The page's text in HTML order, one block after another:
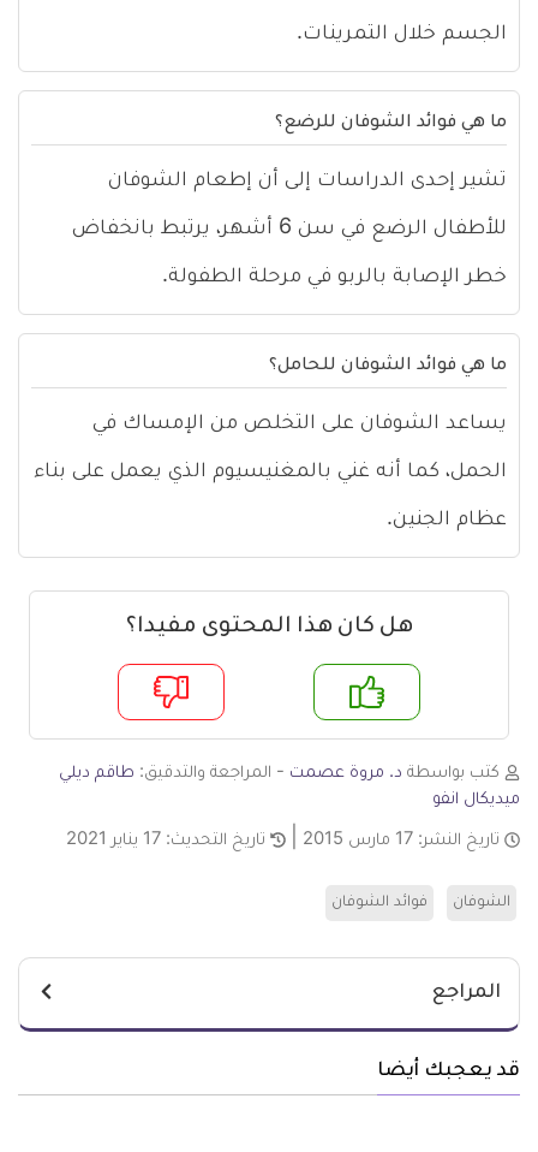
الجسم خلال التمرينات.
ما هي فوائد الشوفان للرضع؟
تشير إحدى الدراسات إلى أن إطعام الشوفان
للأطفال الرضع في سن 6 أشهر، يرتبط بانخفاض
خطر الإصابة بالربو في مرحلة الطفولة.
ما هي فوائد الشوفان للحامل؟
يساعد الشوفان على التخلص من الإمساك في
الحمل، كما أنه غني بالمغنيسيوم الذي يعمل على بناء
عظام الجنين.
هل كان هذا المحتوى مفيدا؟
لا
كتب بواسطة د. مروة عصمت - المراجعة والتدقيق: طاقم ديلي
ميديكال انفو
تاريخ النشر: 17 مارس 2015 تاريخ التحديث: 17 يناير 2021
الشوفان فوائد الشوفان
المراجع
قد يعجبك أيضا